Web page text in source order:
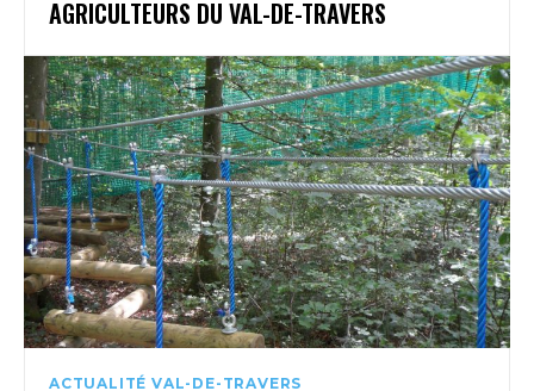
AGRICULTEURS DU VAL-DE-TRAVERS
ACTUALITÉ VAL-DE-TRAVERS